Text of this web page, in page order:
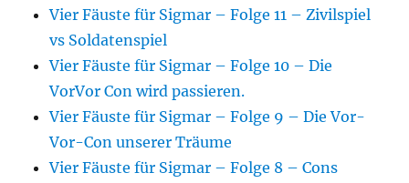
Vier Fäuste für Sigmar – Folge 11 – Zivilspiel
vs Soldatenspiel
Vier Fäuste für Sigmar – Folge 10 – Die
VorVor Con wird passieren.
Vier Fäuste für Sigmar – Folge 9 – Die Vor-
Vor-Con unserer Träume
Vier Fäuste für Sigmar – Folge 8 – Cons